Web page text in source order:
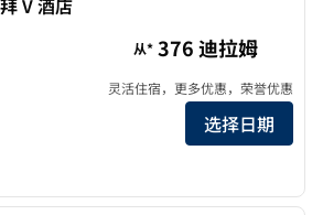
V 酒店
格芮精选）的酒店详情
从* 376 迪拉姆
灵活住宿，更多优惠，荣誉优惠
选择日期
1/12